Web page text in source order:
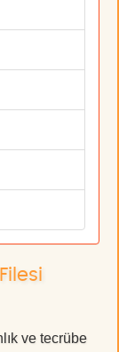
ve tecrübe